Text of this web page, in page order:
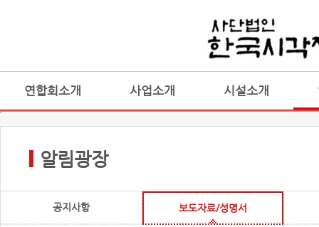
연합회소개 사업소개 시설소개
알림광장
공지사항 보도자료/성명서